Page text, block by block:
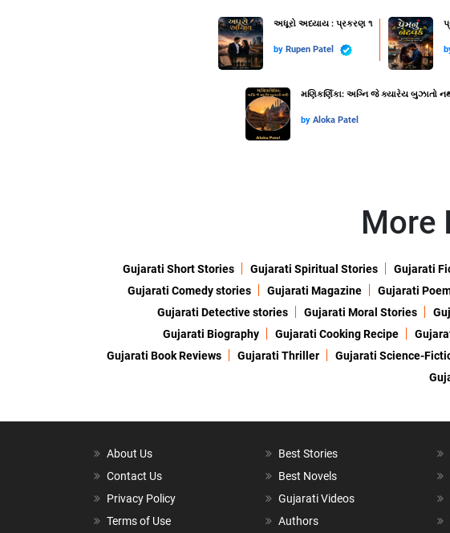
અધૂરો અધ્યાય : પ્રકરણ ૧
by Rupen Patel
મણિકર્ણિકા: અગ્નિ જે ક્યારેય બુઝાતો
by Aloka Patel
More
Gujarati Short Stories Gujarati Spiritual Stories Gujarati
Gujarati Comedy stories
Gujarati Magazine Gujarati
Gujarati Detective stories
Gujarati Moral Stories
Gujarati Biography
Gujarati Cooking Recipe
Gujarati Book Reviews
Gujarati Thriller Gujarati Science-
About Us
Contact Us
Privacy Policy
Terms of Use
Best Stories
Best Novels
Gujarati Videos
Authors